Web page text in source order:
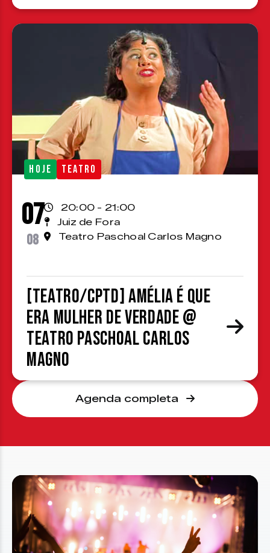
HOJE TEATRO
07
08
20:00 - 21:00
Juiz de Fora
Teatro Paschoal Carlos Magno
[TEATRO/CPTD] Amélia é que
era mulher de verdade @
Teatro Paschoal Carlos
Magno
Agenda completa